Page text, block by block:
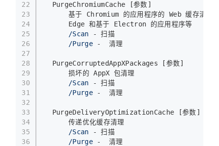
22
23
24
25
26
27
28
29
30
31
32
33
34
35
36
  PurgeChromiumCache [参数]
基于 Chromium 的应用程序的 Web 缓存清理
      Edge 和基于 Electron 的应用程序等
/Scan - 扫描
/Purge -  清理
  PurgeCorruptedAppXPackages [参数]
      损坏的 AppX 包清理
/Scan - 扫描
/Purge -  清理
  PurgeDeliveryOptimizationCache [参数]
      传递优化缓存清理
/Scan - 扫描
/Purge -  清理